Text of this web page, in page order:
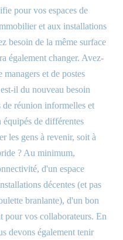
pour vos espaces de
et aux installations
besoin de la même surface
également changer. Avez-
et de postes
il du nouveau besoin
de réunion informelles et
équipés de différentes
les gens à revenir, soit à
? Au minimum,
d'un espace
décentes (et pas
branlante), d'un bon
pour vos collaborateurs. En
devons également tenir